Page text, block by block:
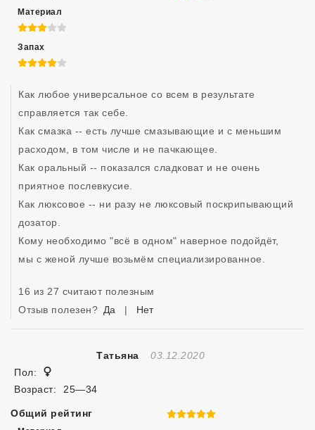
Материал
3 из 5
Запах
4 из 5
Как любое универсальное со всем в результате
справляется так себе.
Как смазка -- есть лучше смазывающие и с меньшим
расходом, в том числе и не пачкающее.
Как оральный -- показался сладковат и не очень
приятное послевкусие.
Как люксовое -- ни разу не люксовый поскрипывающий
дозатор.
Кому необходимо "всё в одном" наверное подойдёт,
мы с женой лучше возьмём специализированное.
16 из 27 считают полезным
Отзыв полезен? Да | Нет
Татьяна Отзыв Создан
03.12.2020
Пол:
Возраст:
25—34
Общий рейтинг 5 из 5